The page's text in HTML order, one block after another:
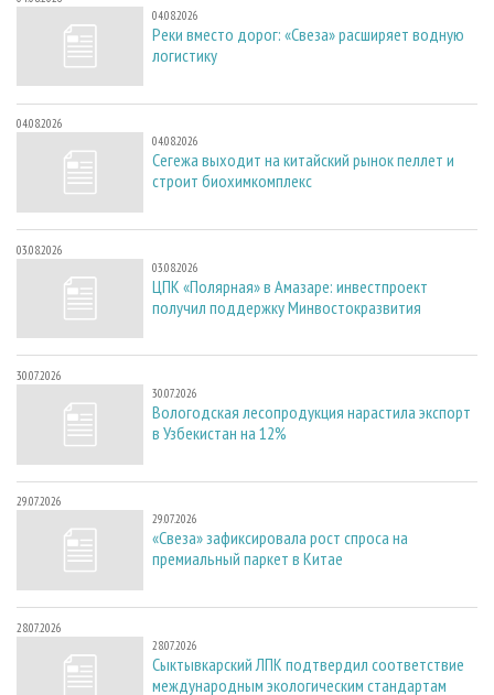
04.08.2026
Реки вместо дорог: «Свеза» расширяет водную
логистику
04.08.2026
04.08.2026
Сегежа выходит на китайский рынок пеллет и
строит биохимкомплекс
03.08.2026
03.08.2026
ЦПК «Полярная» в Амазаре: инвестпроект
получил поддержку Минвостокразвития
30.07.2026
30.07.2026
Вологодская лесопродукция нарастила экспорт
в Узбекистан на 12%
29.07.2026
29.07.2026
«Свеза» зафиксировала рост спроса на
премиальный паркет в Китае
28.07.2026
28.07.2026
Сыктывкарский ЛПК подтвердил соответствие
международным экологическим стандартам